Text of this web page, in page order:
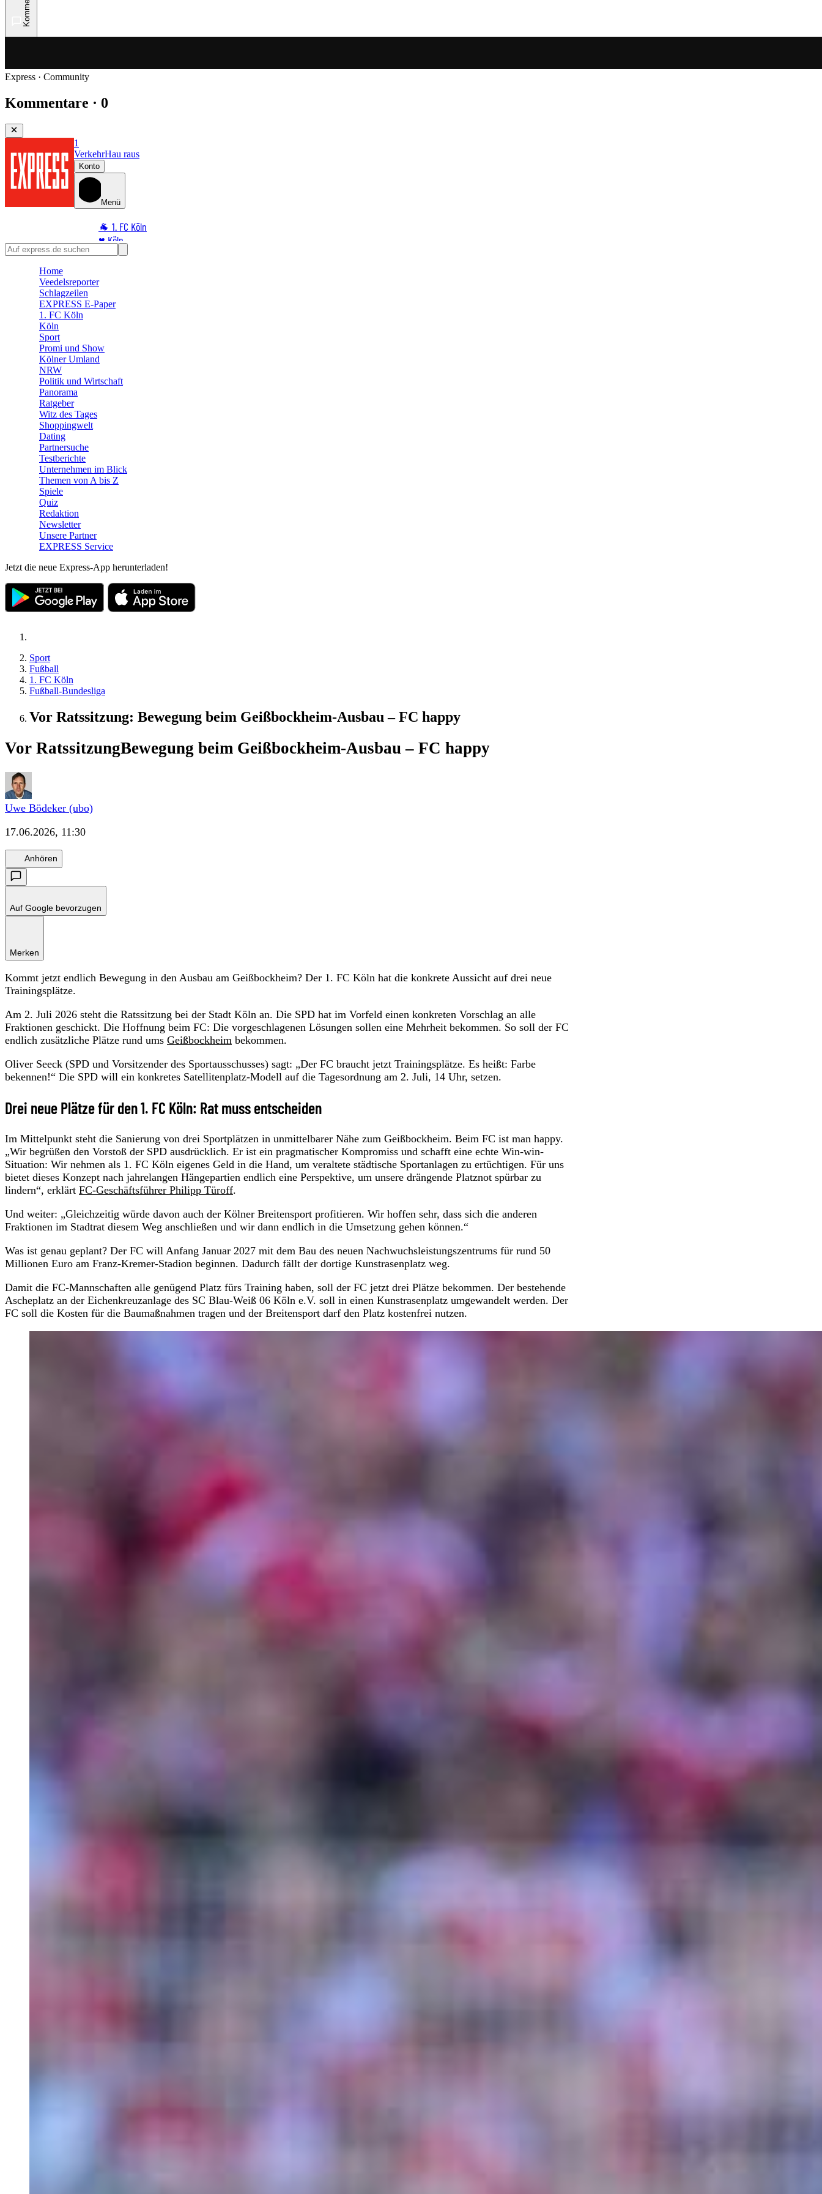
Express · Community
Kommentare · 0
1
VerkehrHau raus
Konto
Menü
🐐 1. FC Köln
♥️ Köln
⭐ Promi
🛒 Shoppingwelt
🧩 Spiele
Home
Veedelsreporter
Schlagzeilen
EXPRESS E-Paper
1. FC Köln
Köln
Sport
Promi und Show
Kölner Umland
NRW
Politik und Wirtschaft
Panorama
Ratgeber
Witz des Tages
Shoppingwelt
Dating
Partnersuche
Testberichte
Unternehmen im Blick
Themen von A bis Z
Spiele
Quiz
Redaktion
Newsletter
Unsere Partner
EXPRESS Service
Jetzt die neue Express-App herunterladen!
Sport
Fußball
1. FC Köln
Fußball-Bundesliga
Vor Ratssitzung: Bewegung beim Geißbockheim-Ausbau – FC happy
Vor RatssitzungBewegung beim Geißbockheim-Ausbau – FC happy
Uwe Bödeker (ubo)
17.06.2026, 11:30
Anhören
Auf Google bevorzugen
Merken
Kommt jetzt endlich Bewegung in den Ausbau am Geißbockheim? Der 1. FC Köln hat die konkrete Aussicht auf drei neue
Trainingsplätze.
Am 2. Juli 2026 steht die Ratssitzung bei der Stadt Köln an. Die SPD hat im Vorfeld einen konkreten Vorschlag an alle
Fraktionen geschickt. Die Hoffnung beim FC: Die vorgeschlagenen Lösungen sollen eine Mehrheit bekommen. So soll der FC
endlich zusätzliche Plätze rund ums Geißbockheim bekommen.
Oliver Seeck (SPD und Vorsitzender des Sportausschusses) sagt: „Der FC braucht jetzt Trainingsplätze. Es heißt: Farbe
bekennen!“ Die SPD will ein konkretes Satellitenplatz-Modell auf die Tagesordnung am 2. Juli, 14 Uhr, setzen.
Drei neue Plätze für den 1. FC Köln: Rat muss entscheiden
Im Mittelpunkt steht die Sanierung von drei Sportplätzen in unmittelbarer Nähe zum Geißbockheim. Beim FC ist man happy.
„Wir begrüßen den Vorstoß der SPD ausdrücklich. Er ist ein pragmatischer Kompromiss und schafft eine echte Win-win-
Situation: Wir nehmen als 1. FC Köln eigenes Geld in die Hand, um veraltete städtische Sportanlagen zu ertüchtigen. Für uns
bietet dieses Konzept nach jahrelangen Hängepartien endlich eine Perspektive, um unsere drängende Platznot spürbar zu
lindern“, erklärt FC-Geschäftsführer Philipp Türoff.
Und weiter: „Gleichzeitig würde davon auch der Kölner Breitensport profitieren. Wir hoffen sehr, dass sich die anderen
Fraktionen im Stadtrat diesem Weg anschließen und wir dann endlich in die Umsetzung gehen können.“
Was ist genau geplant? Der FC will Anfang Januar 2027 mit dem Bau des neuen Nachwuchsleistungszentrums für rund 50
Millionen Euro am Franz-Kremer-Stadion beginnen. Dadurch fällt der dortige Kunstrasenplatz weg.
Damit die FC-Mannschaften alle genügend Platz fürs Training haben, soll der FC jetzt drei Plätze bekommen. Der bestehende
Ascheplatz an der Eichenkreuzanlage des SC Blau-Weiß 06 Köln e.V. soll in einen Kunstrasenplatz umgewandelt werden. Der
FC soll die Kosten für die Baumaßnahmen tragen und der Breitensport darf den Platz kostenfrei nutzen.